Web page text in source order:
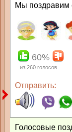
Мы поздравим
60%
из 260 голосов
Отправить:
Голосовые